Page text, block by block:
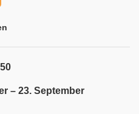
– 23. September